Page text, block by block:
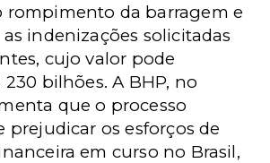
rompimento da barragem e
indenizações solicitadas
cujo valor pode
230 bilhões. A BHP, no
que o processo
prejudicar os esforços de
em curso no Brasil,